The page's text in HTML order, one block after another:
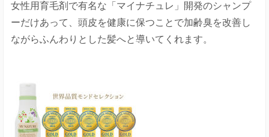
女性用育毛剤で有名な「マイナチュレ」開発のシャンプ
ーだけあって、頭皮を健康に保つことで加齢臭を改善し
ながらふんわりとした髪へと導いてくれます。